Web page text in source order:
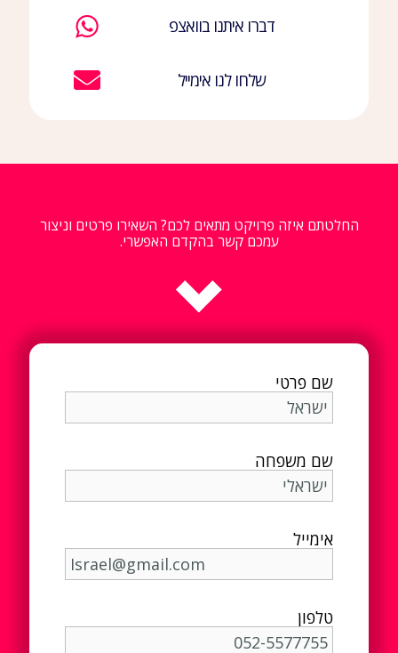
דברו איתנו בוואצפ
שלחו לנו אימייל
החלטתם איזה פרויקט מתאים לכם? השאירו פרטים וניצור
עמכם קשר בהקדם האפשרי.
שם פרטי
שם משפחה
אימייל
טלפון